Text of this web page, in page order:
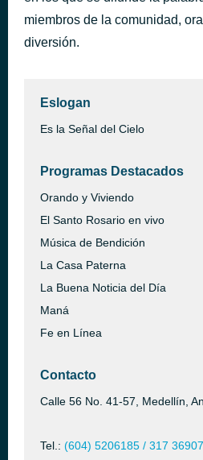
miembros de la comunidad,
diversión.
Eslogan
Es la Señal del Cielo
Programas Destacados
Orando y Viviendo
El Santo Rosario en vivo
Música de Bendición
La Casa Paterna
La Buena Noticia del Día
Maná
Fe en Línea
Contacto
Calle 56 No. 41-57, Medellín,
Tel.: (604) 5206185 / 317